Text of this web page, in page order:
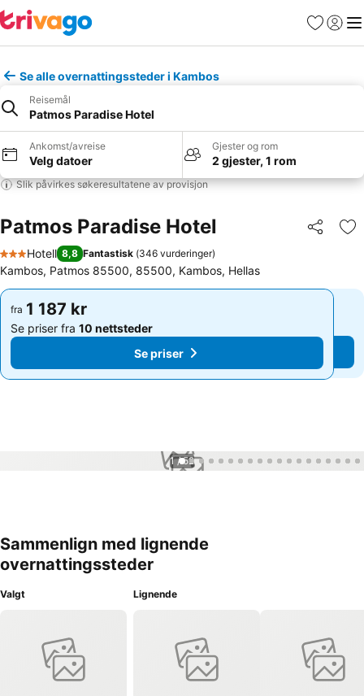
Favoritter
Logg
Se alle overnattingssteder i Kambos
Reisemål
Patmos Paradise Hotel
Ankomst/avreise
Velg datoer
Gjester og rom
2 gjester, 1 rom
Slik påvirkes søkeresultatene av provisjon
Patmos Paradise Hotel Del
3 Stjerner
Hotell 8,8 Fantastisk (346 vurderinger)
Kambos, Patmos 85500, 85500, Kambos, Hellas
fra 1 187 kr
Se priser fra 10 nettsteder
Se priser
fra 1 187 kr
Se priser fra 10 nettsteder
Se priser
1 / 52
Sammenlign med lignende
overnattingssteder
Valgt Lignende